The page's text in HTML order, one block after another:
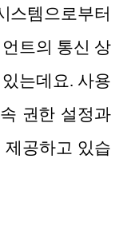
스템으로부터
트의 통신 상
는데요. 사용
권한 설정과
공하고 있습